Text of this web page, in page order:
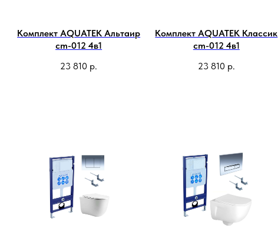
Комплект AQUATEK Альтаир
cm-012 4в1
23 810 р.
Комплект AQUATEK Классик
cm-012 4в1
23 810 р.